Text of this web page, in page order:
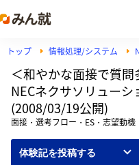
トップ 情報処理/システム
＜和やかな面接で質
NECネクサソリュー
(2008/03/19公開)
面接・選考フロー・ES・志望動機
体験記を投稿する